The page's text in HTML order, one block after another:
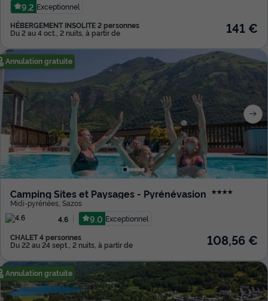
9.2 Exceptionnel
HÉBERGEMENT INSOLITE 2 personnes
Du 2 au 4 oct., 2 nuits, à partir de 141 €
Annulation gratuite
Camping Sites et Paysages - Pyrénévasion ★★★★
Midi-pyrénées Sazos
4.6
9.0 Exceptionnel
CHALET 4 personnes
Du 22 au 24 sept., 2 nuits, à partir de 108,56 €
Annulation gratuite